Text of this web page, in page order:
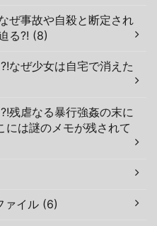
ぜ事故や自殺と断定され
る?! (8)
なぜ少女は自宅で消えた
残虐なる暴行強姦の末に
には謎のメモが残されて
ァイル (6)